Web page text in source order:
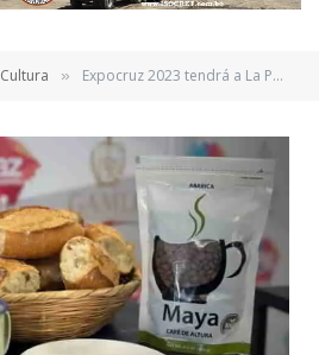
Cultura » Expocruz 2023 tendrá a La Paz de Mil Colores